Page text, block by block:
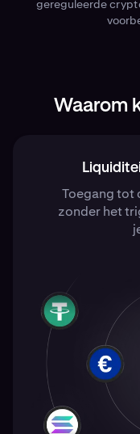
gereguleerde
Waarom
Toegang tot
zonder het